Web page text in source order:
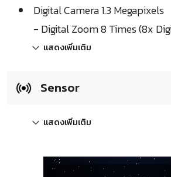
Digital Camera 1.3 Megapixels
- Digital Zoom 8 Times (8x
แสดงเพิ่มเติม
Sensor
แสดงเพิ่มเติม